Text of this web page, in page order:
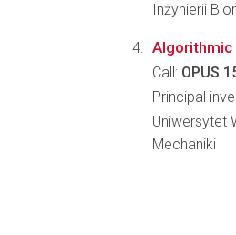
Inżynierii
Algorithmic
Call: OPUS
Principal
Uniwersytet
Mechaniki